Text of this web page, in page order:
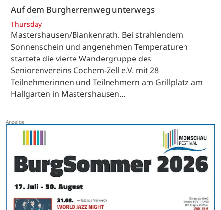
Auf dem Burgherrenweg unterwegs
Thursday
Mastershausen/Blankenrath. Bei strahlendem
Sonnenschein und angenehmen Temperaturen
startete die vierte Wandergruppe des
Seniorenvereins Cochem-Zell e.V. mit 28
Teilnehmerinnen und Teilnehmern am Grillplatz am
Hallgarten in Mastershausen…